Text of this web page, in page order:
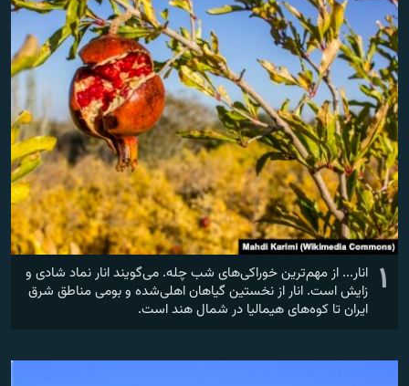
زبان‌های دیگر
۱ انار... از مهم‌ترین خوراکی‌های شب چله. می‌گویند انار نماد شادی و
زایش است. انار از نخستین گیاهان اهلی‌شده و بومی مناطق شرق
ایران تا کوه‌های هیمالیا در شمال هند است.